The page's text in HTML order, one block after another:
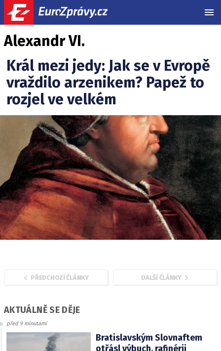
Alexandr VI.
Král mezi jedy: Jak se v Evropě
vraždilo arzenikem? Papež to
rozjel ve velkém
PŘEDCHOZÍ ČLÁNKY DALŠÍ ČLÁNKY
AKTUÁLNĚ SE DĚJE
před 9 minutami
Bratislavským Slovnaftem
otřásl výbuch, rafinérii